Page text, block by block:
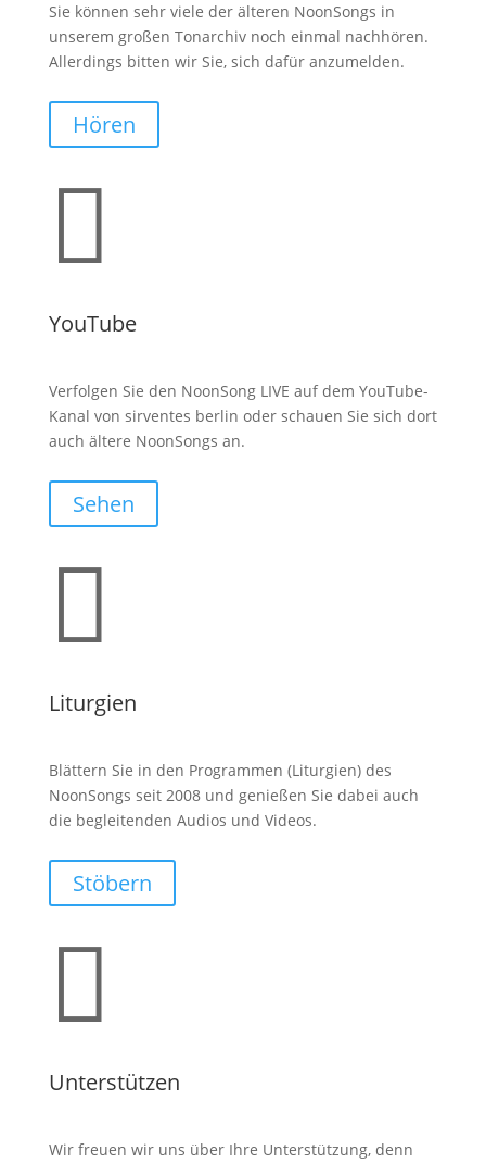
Sie können sehr viele der älteren NoonSongs in
unserem großen Tonarchiv noch einmal nachhören.
Allerdings bitten wir Sie, sich dafür anzumelden.
Hören

YouTube
Verfolgen Sie den NoonSong LIVE auf dem YouTube-
Kanal von sirventes berlin oder schauen Sie sich dort
auch ältere NoonSongs an.
Sehen

Liturgien
Blättern Sie in den Programmen (Liturgien) des
NoonSongs seit 2008 und genießen Sie dabei auch
die begleitenden Audios und Videos.
Stöbern

Unterstützen
Wir freuen wir uns über Ihre Unterstützung, denn